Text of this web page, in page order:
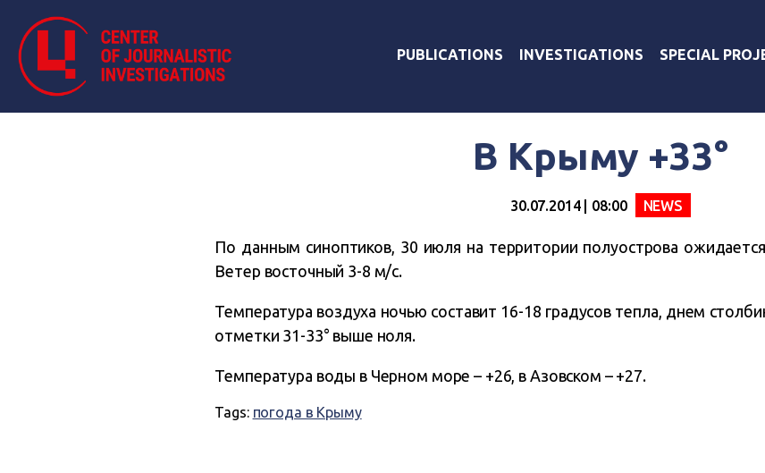
PUBLICATIONS INVESTIGATIONS SPECIAL
В Крыму +33°
30.07.2014 | 08:00 NEWS
По данным синоптиков, 30 июля на территории полуострова
Ветер восточный 3-8 м/с.
Температура воздуха ночью составит 16-18 градусов тепла, днем
отметки 31-33° выше ноля.
Температура воды в Черном море – +26, в Азовском – +27.
Tags: погода в Крыму